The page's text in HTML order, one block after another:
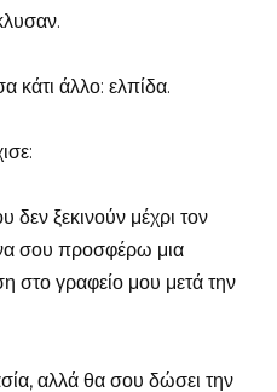
κάτι άλλο: ελπίδα.
ξεκινούν μέχρι τον
σου προσφέρω μια
στο γραφείο μου μετά την
αλλά θα σου δώσει την